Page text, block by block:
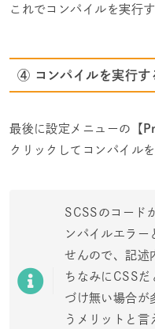
これでコンパイルを実行
④ コンパイルを実行す
最後に設定メニューの【
クリックしてコンパイル
SCSSのコード
ンパイルエラー
せんので、記述
ちなみにCSS
づけ無い場合が
うメリットと言